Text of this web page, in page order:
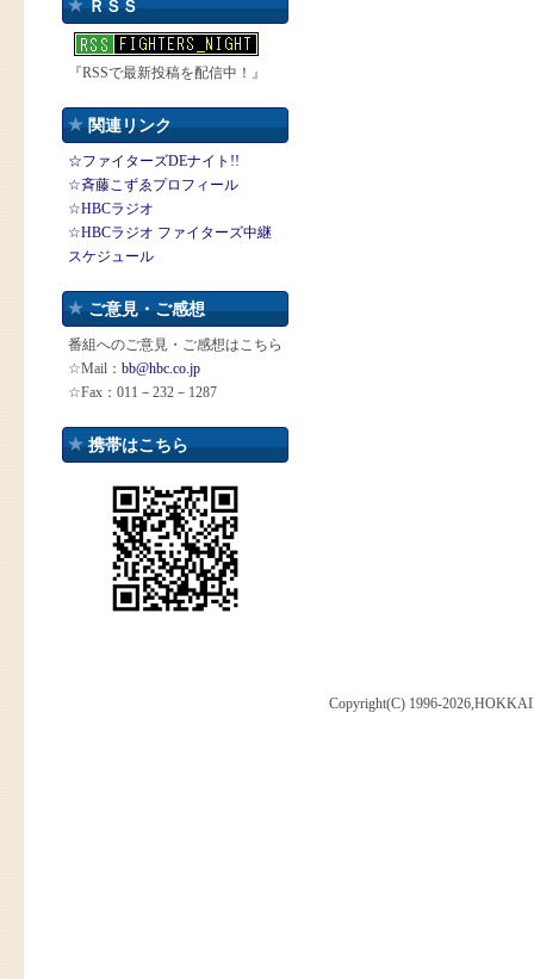
ＲＳＳ
『RSSで最新投稿を配信中！』
関連リンク
☆ファイターズDEナイト!!
☆斉藤こずゑプロフィール
☆HBCラジオ
☆HBCラジオ ファイターズ中継
スケジュール
ご意見・ご感想
番組へのご意見・ご感想はこちら
☆Mail： bb@hbc.co.jp
☆Fax：011－232－1287
携帯はこちら
Copyright(C) 1996-